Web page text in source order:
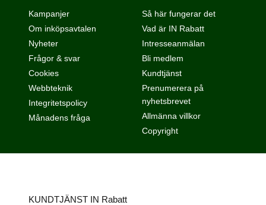
Kampanjer
Om inköpsavtalen
Nyheter
Frågor & svar
Så här fungerar det
Vad är IN Rabatt
Intresseanmälan
Bli medlem
Cookies
Webbteknik
Integritetspolicy
Månadens fråga
Kundtjänst
Prenumerera på
nyhetsbrevet
Allmänna villkor
Copyright
KUNDTJÄNST IN Rabatt